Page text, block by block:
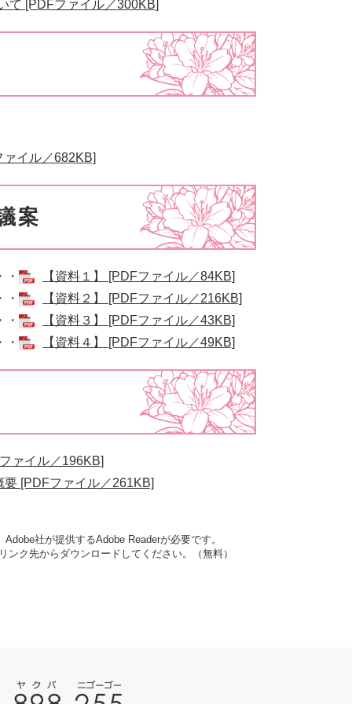
て [PDFファイル／300KB]
イル／682KB]
案
【資料１】 [PDFファイル／84KB]
【資料２】 [PDFファイル／216KB]
【資料３】 [PDFファイル／43KB]
【資料４】 [PDFファイル／49KB]
ァイル／196KB]
[PDFファイル／261KB]
社が提供するAdobe Readerが必要です。
ク先からダウンロードしてください。（無料）